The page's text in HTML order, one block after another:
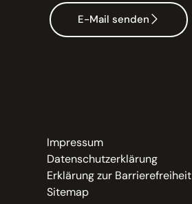
E-Mail senden
Impressum
Datenschutzerklärung
Erklärung zur Barrierefreiheit
Sitemap